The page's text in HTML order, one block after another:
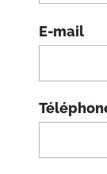
E-mail